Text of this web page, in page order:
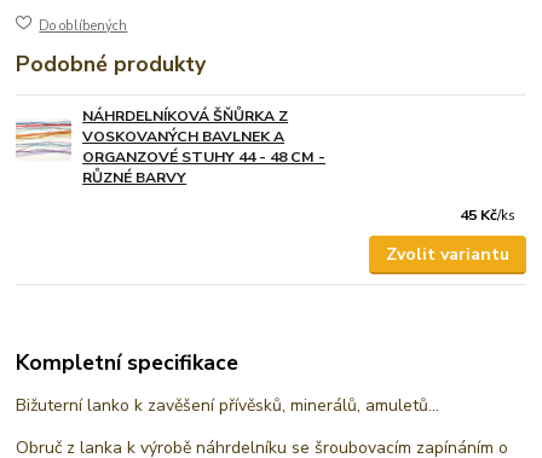
Do oblíbených
Podobné produkty
NÁHRDELNÍKOVÁ ŠŇŮRKA Z
VOSKOVANÝCH BAVLNEK A
ORGANZOVÉ STUHY 44 - 48 CM -
RŮZNÉ BARVY
45 Kč/ks
Zvolit variantu
Kompletní specifikace
Bižuterní lanko k zavěšení přívěsků, minerálů, amuletů...
Obruč z lanka k výrobě náhrdelníku se šroubovacím zapínáním o